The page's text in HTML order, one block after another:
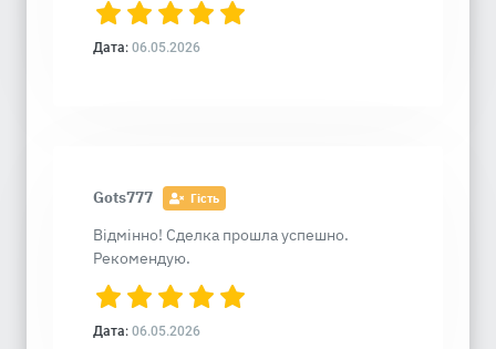
Дата: 06.05.2026
Gots777 Гість
Відмінно! Сделка прошла успешно.
Рекомендую.
Дата: 06.05.2026